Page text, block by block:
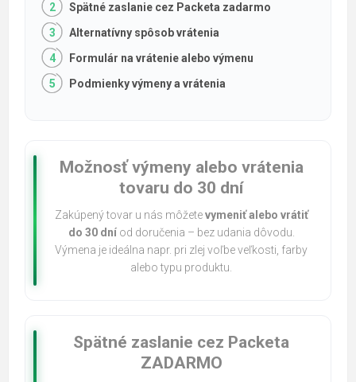
Spätné zaslanie cez Packeta zadarmo
Alternatívny spôsob vrátenia
Formulár na vrátenie alebo výmenu
Podmienky výmeny a vrátenia
Možnosť výmeny alebo vrátenia
tovaru do 30 dní
Zakúpený tovar u nás môžetevymeniť alebo vrátiť
do 30 dníod doručenia – bez udania dôvodu.
Výmena je ideálna napr. pri zlej voľbe veľkosti, farby
alebo typu produktu.
Spätné zaslanie cez Packeta
ZADARMO